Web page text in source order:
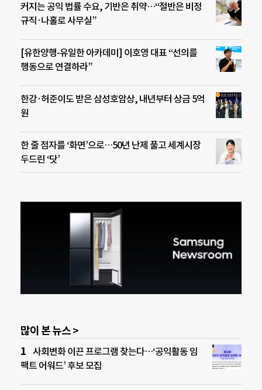
커지는 공익 법률 수요, 기반은 취약…“절반은 비정
규직·나홀로 사무실”
[유한양행-유일한 아카데미] 이호영 대표 “선의를
행동으로 연결하라”
한강·허준이도 받은 삼성호암상, 내년부터 상금 5억
원
한 줄 점자를 ‘화면’으로…50년 난제 풀고 세계시장
두드린 ‘닷’
많이 본 뉴스 >
사회변화 이끈 프로그램 찾는다…‘공익활동 임
팩트 어워드’ 후보 모집